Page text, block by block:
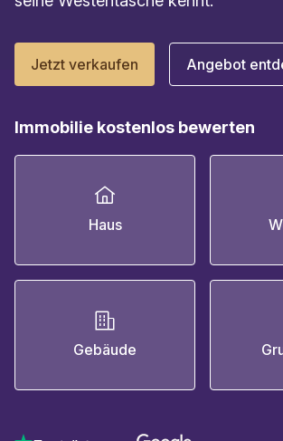
Jetzt verkaufen Angebot
Immobilie kostenlos bewerten
Haus
Gebäude